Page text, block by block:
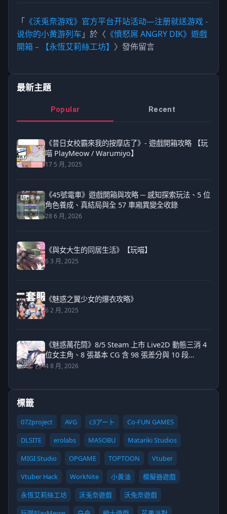
「 《沃兎奈游戏》官方平台开站活动—注册就送游戏 -
说你的小黄游列车 」於〈 《憤怒屌 ANGRY DIK》遊戲
開箱 – 【永恆艾莉絲工坊】 〉發佈留言
最新主題
Popular Recent
《昔日女校霸來我的按摩店了》- 遊戲開箱攻略 【玩
喵 PlayMeow / Warumiyo】
17 5 月, 2025
《45號電車》遊戲開箱與攻略 ─ 感知探索玩法、5 位
角色養成、真結局與全 57 車廂異變全收錄
28 6 月, 2026
《與女大生的同居生活》【玩喵】
6 3 月, 2025
《魅惑之翼少女的爆衣攻略》
6 2 月, 2025
《魅惑萬花筒》8/5 Steam 上市 Live2D 動態三消 4
位女主角、8 張基本 CG 含 98 張差分與 10 段
Live2D 動畫
4 8 月, 2026
標籤
072project AVG c3アート
Co-FUN GAMES
DLSITE
erolabs MASOBU
Matariki Studios
MIGI Studio
OPGAME TOPTOON
Vtuber
Vtuber Hack
WorkNite 小黃油
模擬器遊戲
永恆艾莉絲工坊
沃兎奈遊戲
沃兔奈遊戲